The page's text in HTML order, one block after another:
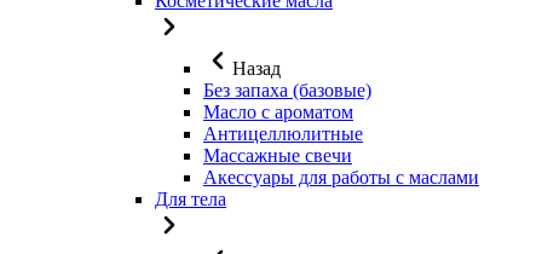
Назад
Без запаха (базовые)
Масло с ароматом
Антицеллюлитные
Массажные свечи
Акессуары для работы с маслами
Для тела